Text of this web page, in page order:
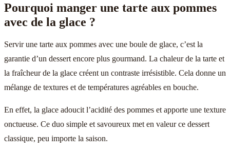
Pourquoi manger une tarte aux pommes
avec de la glace ?
Servir une tarte aux pommes avec une boule de glace, c’est la
garantie d’un dessert encore plus gourmand. La chaleur de la tarte et
la fraîcheur de la glace créent un contraste irrésistible. Cela donne un
mélange de textures et de températures agréables en bouche.
En effet, la glace adoucit l’acidité des pommes et apporte une texture
onctueuse. Ce duo simple et savoureux met en valeur ce dessert
classique, peu importe la saison.